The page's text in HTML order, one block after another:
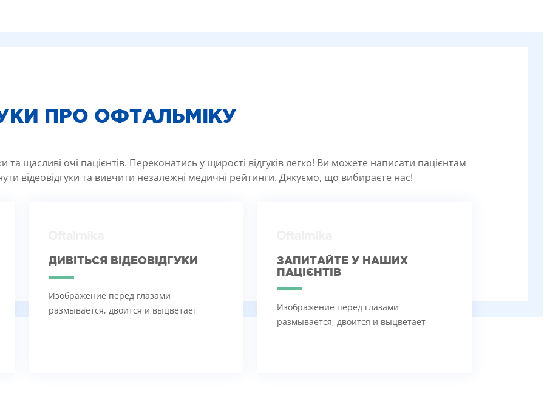
ПРО ОФТАЛЬМІКУ
щасливі очі пацієнтів. Переконатись у щирості відгуків легко! Ви можете написати пацієнтам
відеовідгуки та вивчити незалежні медичні рейтинги. Дякуємо, що вибираєте нас!
ДИВІТЬСЯ ВІДЕОВІДГУКИ
Изображение перед глазами
размывается, двоится и выцветает
ЗАПИТАЙТЕ У НАШИХ
ПАЦІЄНТІВ
Изображение перед глазами
размывается, двоится и выцветает